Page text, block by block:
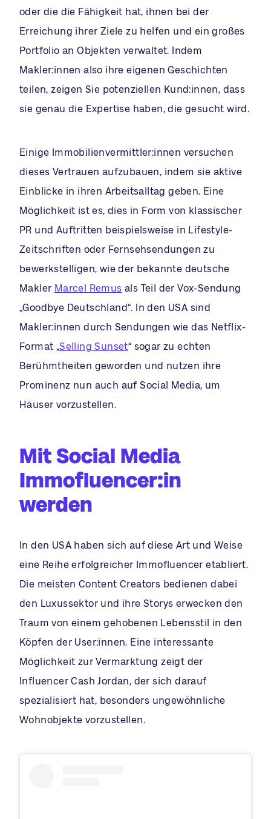
oder die die Fähigkeit hat, ihnen bei der
Erreichung ihrer Ziele zu helfen und ein großes
Portfolio an Objekten verwaltet. Indem
Makler:innen also ihre eigenen Geschichten
teilen, zeigen Sie potenziellen Kund:innen, dass
sie genau die Expertise haben, die gesucht wird.
Einige Immobilienvermittler:innen versuchen
dieses Vertrauen aufzubauen, indem sie aktive
Einblicke in ihren Arbeitsalltag geben. Eine
Möglichkeit ist es, dies in Form von klassischer
PR und Auftritten beispielsweise in Lifestyle-
Zeitschriften oder Fernsehsendungen zu
bewerkstelligen, wie der bekannte deutsche
Makler Marcel Remus als Teil der Vox-Sendung
„Goodbye Deutschland“. In den USA sind
Makler:innen durch Sendungen wie das Netflix-
Format „Selling Sunset“ sogar zu echten
Berühmtheiten geworden und nutzen ihre
Prominenz nun auch auf Social Media, um
Häuser vorzustellen.
Mit Social Media
Immofluencer:in
werden
In den USA haben sich auf diese Art und Weise
eine Reihe erfolgreicher Immofluencer etabliert.
Die meisten Content Creators bedienen dabei
den Luxussektor und ihre Storys erwecken den
Traum von einem gehobenen Lebensstil in den
Köpfen der User:innen. Eine interessante
Möglichkeit zur Vermarktung zeigt der
Influencer Cash Jordan, der sich darauf
spezialisiert hat, besonders ungewöhnliche
Wohnobjekte vorzustellen.